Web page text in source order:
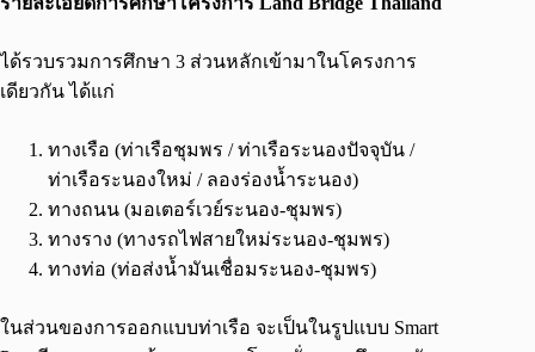
ได้รวบรวมการศึกษา 3 ส่วนหลักเข้ามาในโครงการ
เดียวกัน ได้แก่
ทางเรือ (ท่าเรือชุมพร / ท่าเรือระนองปัจจุบัน /
ท่าเรือระนองใหม่ / ลองร่องน้ำระนอง)
ทางถนน (มอเตอร์เวย์ระนอง-ชุมพร)
ทางราง (ทางรถไฟสายใหม่ระนอง-ชุมพร)
ทางท่อ (ท่อส่งน้ำมันเชื่อมระนอง-ชุมพร)
ในส่วนของการออกแบบท่าเรือ จะเป็นในรูปแบบ Smart